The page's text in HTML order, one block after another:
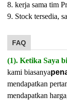
8. kerja sama tim
9. Stock tersedia,
FAQ
(1). Ketika Saya
kami biasanya
mendapatkan
mendapatkan